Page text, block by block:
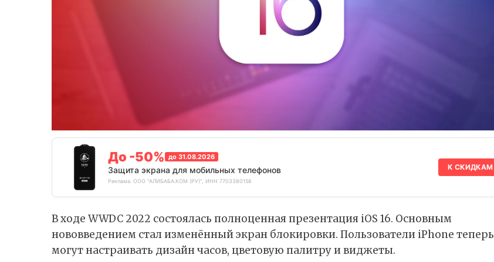
До -50% до 31.08.2026
Защита экрана для мобильных телефонов
Реклама. ООО "АЛИБАБА.КОМ (РУ)", ИНН 7703380158
К СКИДКАМ
В ходе WWDC 2022 состоялась полноценная презентация iOS 16. Основным
нововведением стал изменённый экран блокировки. Пользователи iPhone теперь
могут настраивать дизайн часов, цветовую палитру и виджеты.